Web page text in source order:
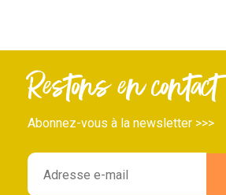
Restons en
Abonnez-vous à la newsletter >>>